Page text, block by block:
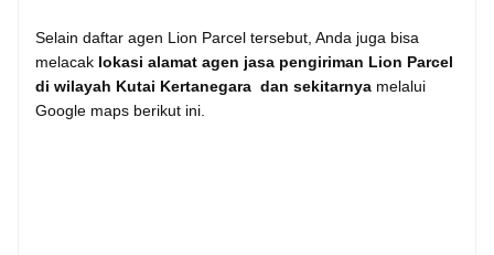
Selain daftar agen Lion Parcel tersebut, Anda juga bisa
melacak lokasi alamat agen jasa pengiriman Lion Parcel
di wilayah Kutai Kertanegara dan sekitarnya melalui
Google maps berikut ini.